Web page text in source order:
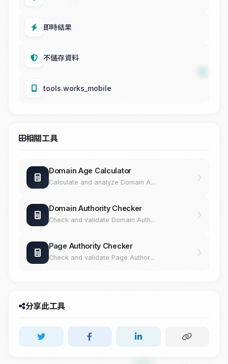
即時結果
不儲存資料
tools.works_mobile
相關工具
Domain Age Calculator
Calculate and analyze Domain A...
Domain Authority Checker
Check and validate Domain Auth...
Page Authority Checker
Check and validate Page Author...
分享此工具